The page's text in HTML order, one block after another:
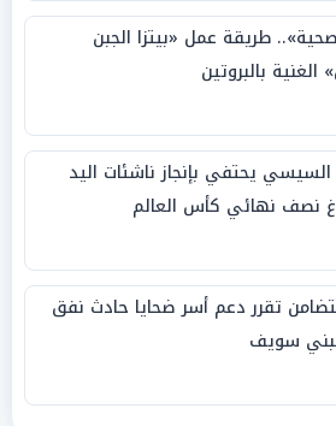
طريقة عمل «بيتزا الجبن
بالبروتين
يحتفي بإنجاز ناشئات اليد
نصف نهائي كأس العالم
تقرر دعم أسر ضحايا حادث نفق
سويف